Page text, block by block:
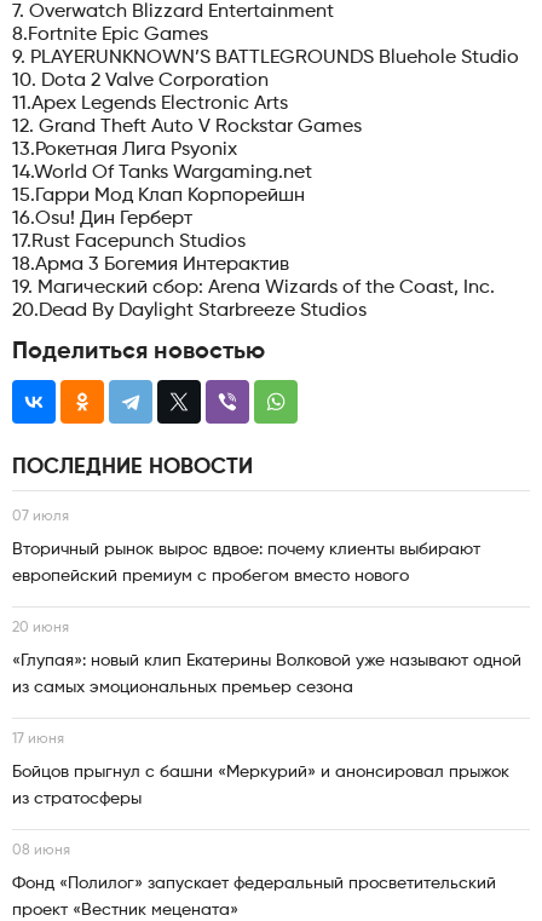
7. Overwatch Blizzard Entertainment
8.Fortnite Epic Games
9. PLAYERUNKNOWN’S BATTLEGROUNDS Bluehole Studio
10. Dota 2 Valve Corporation
11.Apex Legends Electronic Arts
12. Grand Theft Auto V Rockstar Games
13.Рокетная Лига Psyonix
14.World Of Tanks Wargaming.net
15.Гарри Мод Клап Корпорейшн
16.Osu! Дин Герберт
17.Rust Facepunch Studios
18.Арма 3 Богемия Интерактив
19. Магический сбор: Arena Wizards of the Coast, Inc.
20.Dead By Daylight Starbreeze Studios
Поделиться новостью
ПОСЛЕДНИЕ НОВОСТИ
07 июля
Вторичный рынок вырос вдвое: почему клиенты выбирают
европейский премиум с пробегом вместо нового
20 июня
«Глупая»: новый клип Екатерины Волковой уже называют одной
из самых эмоциональных премьер сезона
17 июня
Бойцов прыгнул с башни «Меркурий» и анонсировал прыжок
из стратосферы
08 июня
Фонд «Полилог» запускает федеральный просветительский
проект «Вестник мецената»